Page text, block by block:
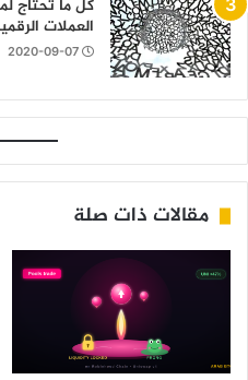
كل ما تحتاج
العملات
2020-09-07
مقالات ذات صلة